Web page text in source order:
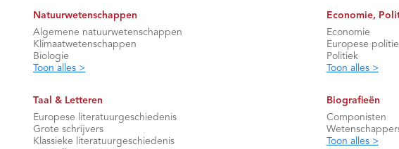
Natuurwetenschappen
Algemene natuurwetenschappen
Klimaatwetenschappen
Biologie
Toon alles >
Economie,
Economie
Europese
Politiek
Toon alles >
Taal & Letteren
Europese literatuurgeschiedenis
Grote schrijvers
Klassieke literatuurgeschiedenis
Biografieën
Componisten
Toon alles >